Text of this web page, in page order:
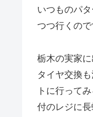
いつものパ
つつ行くの
栃木の実家
タイヤ交換
トに行って
付のレジに